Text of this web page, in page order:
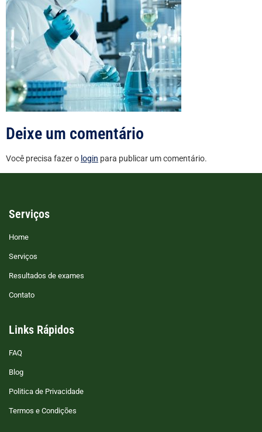
Deixe um comentário
Você precisa fazer o login para publicar um comentário.
Serviços
Home
Serviços
Resultados de exames
Contato
Links Rápidos
FAQ
Blog
Politica de Privacidade
Termos e Condições